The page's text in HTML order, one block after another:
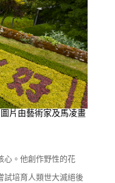
片由藝術家及馬凌畫
心。 他創作野性的花
試培育人類世大滅絕後